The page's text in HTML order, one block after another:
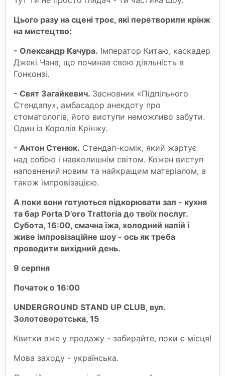
Цього разу на сцені троє, які перетворили крінж
на мистецтво:
- Олександр Качура. Імператор Китаю, каскадер
Джекі Чана, що починав свою діяльність в
Гонконзі.
- Свят Загайкевич. Засновник «Підпільного
Стендапу», амбасадор анекдоту про
стоматологів, його виступи неможливо забути.
Один із Королів Крінжу.
- Антон Стенюк. Стендап-комік, який жартує
над собою і навколишнім світом. Кожен виступ
наповнений новим та найкращим матеріалом, а
також імпровізацією.
А поки вони готуються підкорювати зал - кухня
та бар Porta D'oro Trattoria до твоїх послуг.
Субота, 16:00, смачна їжа, холодний напій і
живе імпровізаційне шоу - ось як треба
проводити вихідний день.
9 серпня
Початок о 16:00
UNDERGROUND STAND UP CLUB, вул.
Золотоворотська, 15
Квитки вже у продажу - забирайте, поки є місця!
Мова заходу - українська.